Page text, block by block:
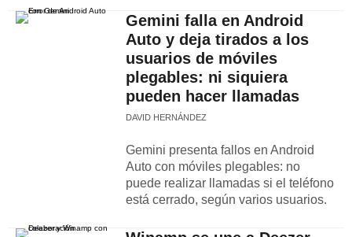
Gemini falla en Android
Auto y deja tirados a los
usuarios de móviles
plegables: ni siquiera
pueden hacer llamadas
DAVID HERNÁNDEZ
Gemini presenta fallos en Android
Auto con móviles plegables: no
puede realizar llamadas si el teléfono
está cerrado, según varios usuarios.